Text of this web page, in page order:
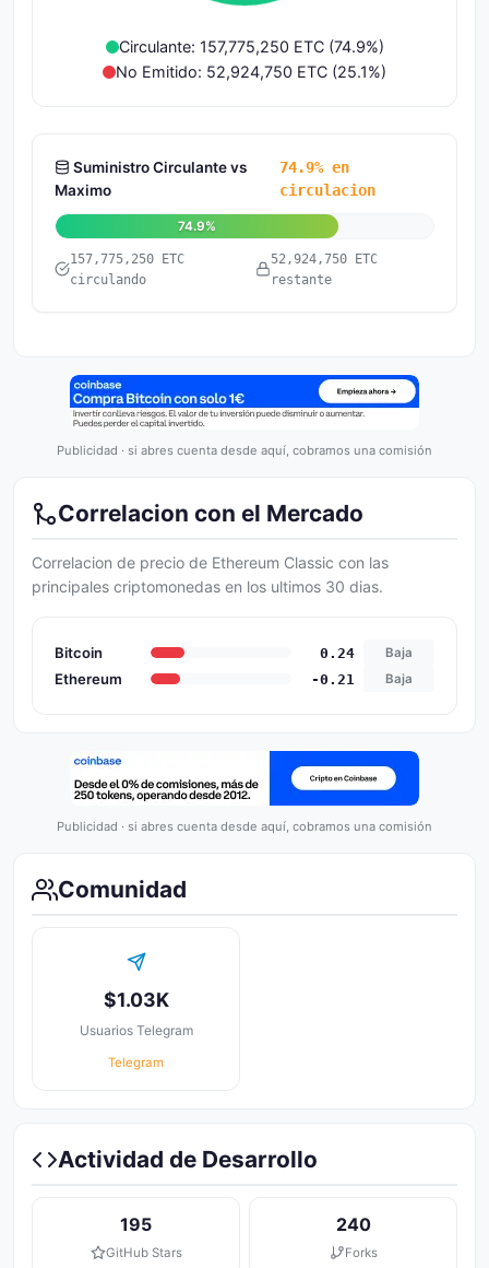
Circulante: 157,775,250 ETC (74.9%)
No Emitido: 52,924,750 ETC (25.1%)
Suministro Circulante vs
Maximo
74.9% en
circulacion
74.9%
157,775,250 ETC
circulando
52,924,750 ETC
restante
Publicidad · si abres cuenta desde aquí, cobramos una comisión
Correlacion con el Mercado
Correlacion de precio de Ethereum Classic con las
principales criptomonedas en los ultimos 30 dias.
Bitcoin 0.24 Baja
Ethereum -0.21 Baja
Publicidad · si abres cuenta desde aquí, cobramos una comisión
Comunidad
$1.03K
Usuarios Telegram
Telegram
Actividad de Desarrollo
195
GitHub Stars
240
Forks